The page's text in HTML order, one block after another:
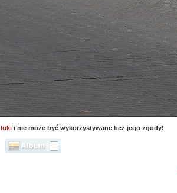
lukii nie może być wykorzystywane bez jego zgody!